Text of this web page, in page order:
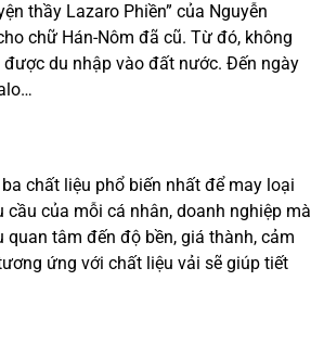
thầy Lazaro Phiền” của Nguyễn
chữ Hán-Nôm đã cũ. Từ đó, không
du nhập vào đất nước. Đến ngày
chất liệu phổ biến nhất để may loại
cầu của mỗi cá nhân, doanh nghiệp mà
tâm đến độ bền, giá thành, cảm
ứng với chất liệu vải sẽ giúp tiết